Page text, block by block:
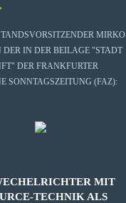
MIRKO
DER IN DER BEILAGE "STADT
DER FRANKFURTER
SONNTAGSZEITUNG (FAZ):
MIT
TECHNIK ALS